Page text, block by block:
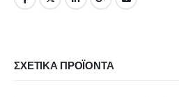
ΣΧΕΤΙΚΆ ΠΡΟΪΌΝΤΑ